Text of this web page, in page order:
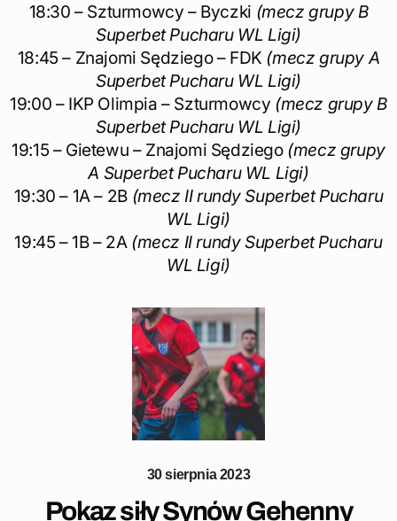
18:30 – Szturmowcy – Byczki (mecz grupy B
Superbet Pucharu WL Ligi)
18:45 – Znajomi Sędziego – FDK (mecz grupy A
Superbet Pucharu WL Ligi)
19:00 – IKP Olimpia – Szturmowcy (mecz grupy B
Superbet Pucharu WL Ligi)
19:15 – Gietewu – Znajomi Sędziego (mecz grupy
A Superbet Pucharu WL Ligi)
19:30 – 1A – 2B (mecz II rundy Superbet Pucharu
WL Ligi)
19:45 – 1B – 2A (mecz II rundy Superbet Pucharu
WL Ligi)
30 sierpnia 2023
Pokaz siły Synów Gehenny